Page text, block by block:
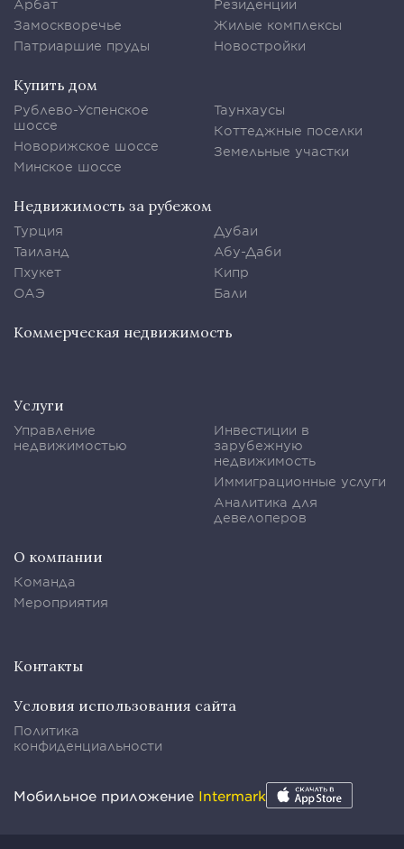
Арбат
Замоскворечье
Патриаршие пруды
Резиденции
Жилые комплексы
Новостройки
Купить дом
Рублево-Успенское
шоссе
Новорижское шоссе
Минское шоссе
Таунхаусы
Коттеджные поселки
Земельные участки
Недвижимость за рубежом
Турция
Таиланд
Пхукет
ОАЭ
Дубаи
Абу-Даби
Кипр
Бали
Коммерческая недвижимость
Услуги
Управление
недвижимостью
Инвестиции в
зарубежную
недвижимость
Иммиграционные услуги
Аналитика для
девелоперов
О компании
Команда
Мероприятия
Контакты
Условия использования сайта
Политика
конфиденциальности
Мобильное приложение Intermark